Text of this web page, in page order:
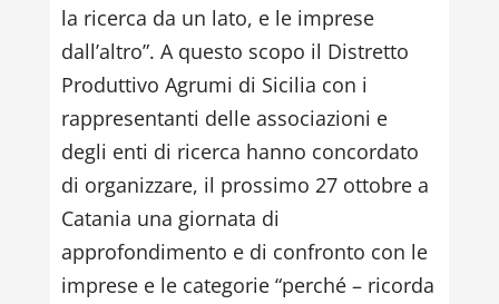
la ricerca da un lato, e le imprese
dall’altro”. A questo scopo il Distretto
Produttivo Agrumi di Sicilia con i
rappresentanti delle associazioni e
degli enti di ricerca hanno concordato
di organizzare, il prossimo 27 ottobre a
Catania una giornata di
approfondimento e di confronto con le
imprese e le categorie “perché – ricorda